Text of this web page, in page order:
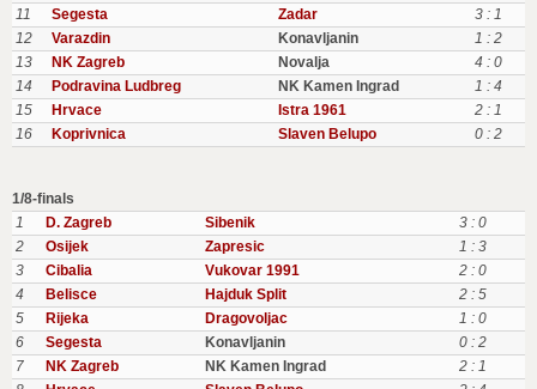
11
Segesta Zadar
3 : 1
12
Varazdin Konavljanin
1 : 2
13
NK Zagreb Novalja
4 : 0
14
Podravina Ludbreg NK Kamen Ingrad
1 : 4
15
Hrvace Istra 1961
2 : 1
16
Koprivnica Slaven Belupo 0 : 2
1/8-finals
1
D. Zagreb Sibenik
3 : 0
2
Osijek Zapresic
1 : 3
3
Cibalia Vukovar 1991
2 : 0
4
Belisce Hajduk Split
2 : 5
5
Rijeka Dragovoljac
1 : 0
6
Segesta Konavljanin
0 : 2
7
NK Zagreb NK Kamen Ingrad
2 : 1